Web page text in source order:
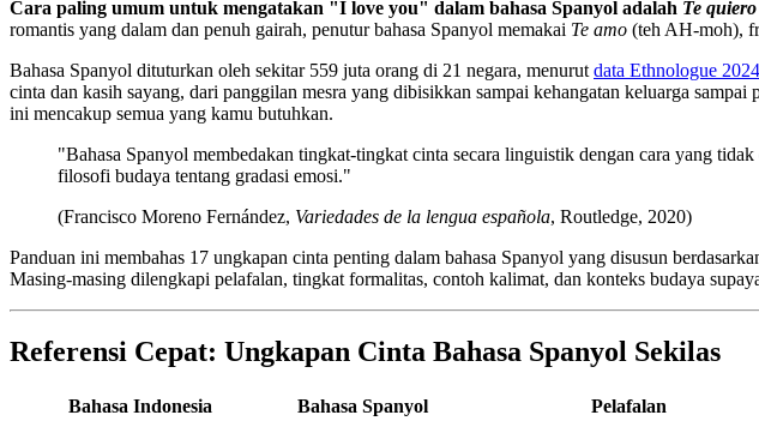
Cara paling umum untuk mengatakan "I love you" dalam bahasa Spanyol adalah Te quiero
romantis yang dalam dan penuh gairah, penutur bahasa Spanyol memakai Te amo (teh AH-moh),
Bahasa Spanyol dituturkan oleh sekitar 559 juta orang di 21 negara, menurutdata Ethnologue 2024
cinta dan kasih sayang, dari panggilan mesra yang dibisikkan sampai kehangatan keluarga
ini mencakup semua yang kamu butuhkan.
"Bahasa Spanyol membedakan tingkat-tingkat cinta secara linguistik dengan cara yang
filosofi budaya tentang gradasi emosi."
(Francisco Moreno Fernández, Variedades de la lengua española, Routledge, 2020)
Panduan ini membahas 17 ungkapan cinta penting dalam bahasa Spanyol yang disusun
Masing-masing dilengkapi pelafalan, tingkat formalitas, contoh kalimat, dan konteks budaya
Referensi Cepat: Ungkapan Cinta Bahasa Spanyol Sekilas
Bahasa Indonesia Bahasa Spanyol Pelafalan